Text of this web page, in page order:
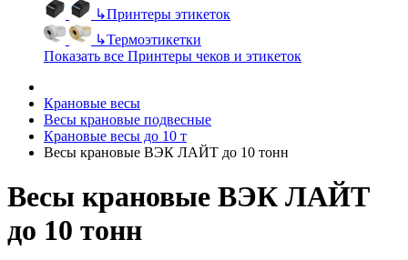
↳Принтеры этикеток
↳Термоэтикетки
Показать все Принтеры чеков и этикеток
Крановые весы
Весы крановые подвесные
Крановые весы до 10 т
Весы крановые ВЭК ЛАЙТ до 10 тонн
Весы крановые ВЭК ЛАЙТ
до 10 тонн